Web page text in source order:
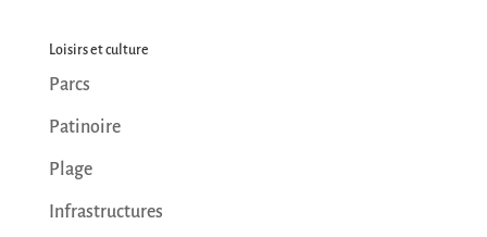
Loisirs et culture
Parcs
Patinoire
Plage
Infrastructures